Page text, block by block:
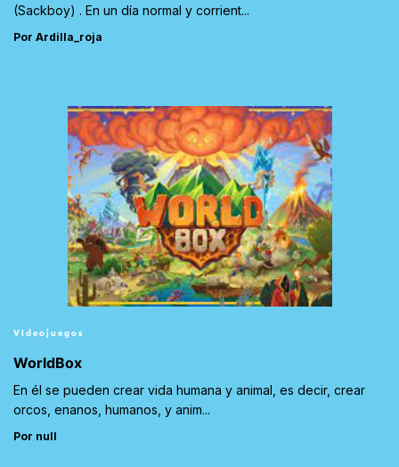
(Sackboy) . En un día normal y corrient...
Por Ardilla_roja
Videojuegos
WorldBox
En él se pueden crear vida humana y animal, es decir, crear
orcos, enanos, humanos, y anim...
Por null